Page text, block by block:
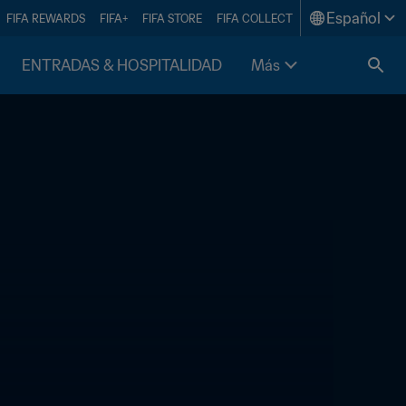
FIFA REWARDS FIFA+ FIFA STORE FIFA COLLECT Español
ENTRADAS & HOSPITALIDAD Más